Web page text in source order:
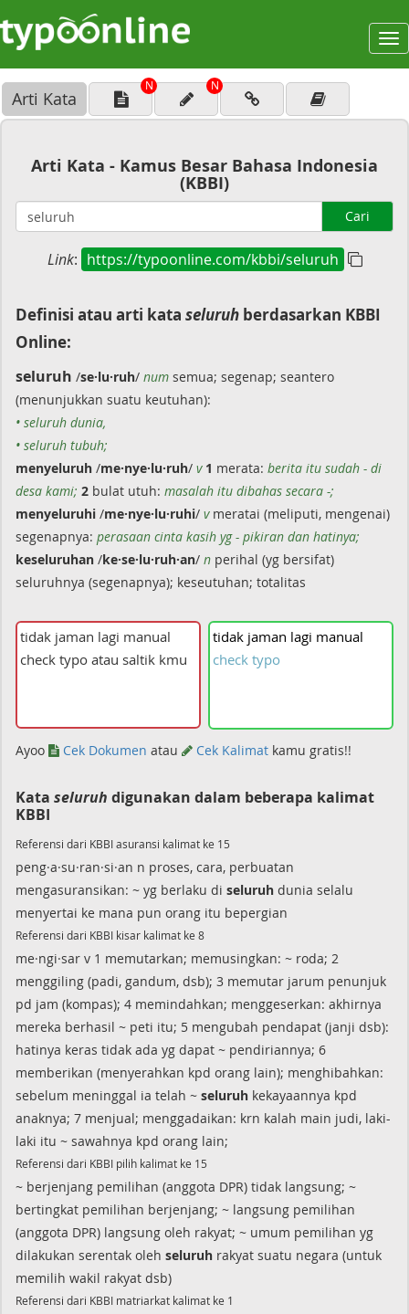
Arti Kata
N N
Arti Kata - Kamus Besar Bahasa Indonesia
(KBBI)
Cari
Link: https://typoonline.com/kbbi/seluruh
Definisi atau arti kata seluruh berdasarkan KBBI
Online:
seluruh /se·lu·ruh/ num semua; segenap; seantero
(menunjukkan suatu keutuhan):
• seluruh dunia,
• seluruh tubuh;
menyeluruh /me·nye·lu·ruh/ v 1 merata: berita itu sudah - di
desa kami; 2 bulat utuh: masalah itu dibahas secara -;
menyeluruhi /me·nye·lu·ruhi/ vmeratai (meliputi, mengenai)
segenapnya: perasaan cinta kasih yg - pikiran dan hatinya;
keseluruhan /ke·se·lu·ruh·an/ n perihal (yg bersifat)
seluruhnya (segenapnya); keseutuhan; totalitas
tidak jaman lagi manual
check typo
Ayoo Cek Dokumen atau Cek Kalimat kamu gratis!!
Kata seluruh digunakan dalam beberapa kalimat
KBBI
Referensi dari KBBI asuransi kalimat ke 15
peng·a·su·ran·si·an n proses, cara, perbuatan
mengasuransikan: ~ yg berlaku di seluruh dunia selalu
menyertai ke mana pun orang itu bepergian
Referensi dari KBBI kisar kalimat ke 8
me·ngi·sar v 1 memutarkan; memusingkan: ~ roda; 2
menggiling (padi, gandum, dsb); 3 memutar jarum penunjuk
pd jam (kompas); 4 memindahkan; menggeserkan: akhirnya
mereka berhasil ~ peti itu; 5 mengubah pendapat (janji dsb):
hatinya keras tidak ada yg dapat ~ pendiriannya; 6
memberikan (menyerahkan kpd orang lain); menghibahkan:
sebelum meninggal ia telah ~ seluruh kekayaannya kpd
anaknya; 7 menjual; menggadaikan: krn kalah main judi, laki-
laki itu ~ sawahnya kpd orang lain;
Referensi dari KBBI pilih kalimat ke 15
~ berjenjang pemilihan (anggota DPR) tidak langsung; ~
bertingkat pemilihan berjenjang; ~ langsung pemilihan
(anggota DPR) langsung oleh rakyat; ~ umum pemilihan yg
dilakukan serentak oleh seluruh rakyat suatu negara (untuk
memilih wakil rakyat dsb)
Referensi dari KBBI matriarkat kalimat ke 1